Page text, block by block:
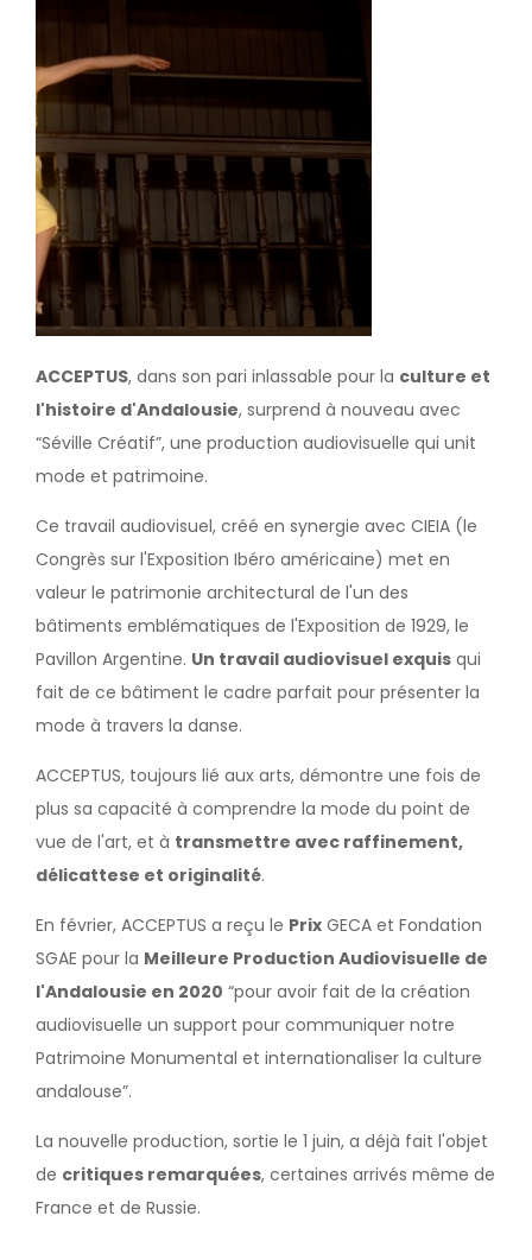
ACCEPTUS, dans son pari inlassable pour la culture et
l'histoire d'Andalousie, surprend à nouveau avec
“Séville Créatif”, une production audiovisuelle qui unit
mode et patrimoine.
Ce travail audiovisuel, créé en synergie avec CIEIA (le
Congrès sur l'Exposition Ibéro américaine) met en
valeur le patrimonie architectural de l'un des
bâtiments emblématiques de l'Exposition de 1929, le
Pavillon Argentine. Un travail audiovisuel exquis qui
fait de ce bâtiment le cadre parfait pour présenter la
mode à travers la danse.
ACCEPTUS, toujours lié aux arts, démontre une fois de
plus sa capacité à comprendre la mode du point de
vue de l'art, et à transmettre avec raffinement,
délicattese et originalité.
En février, ACCEPTUS a reçu le Prix GECA et Fondation
SGAE pour la Meilleure Production Audiovisuelle de
l'Andalousie en 2020 “pour avoir fait de la création
audiovisuelle un support pour communiquer notre
Patrimoine Monumental et internationaliser la culture
andalouse”.
La nouvelle production, sortie le 1 juin, a déjà fait l'objet
de critiques remarquées, certaines arrivés même de
France et de Russie.